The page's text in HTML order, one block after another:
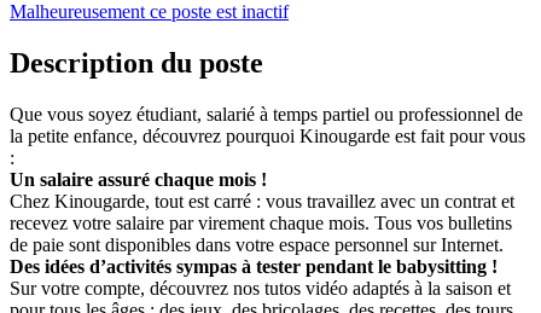
Malheureusement ce poste est inactif
Description du poste
Que vous soyez étudiant, salarié à temps partiel ou professionnel de
la petite enfance, découvrez pourquoi Kinougarde est fait pour vous
:
Un salaire assuré chaque mois !
Chez Kinougarde, tout est carré : vous travaillez avec un contrat et
recevez votre salaire par virement chaque mois. Tous vos bulletins
de paie sont disponibles dans votre espace personnel sur Internet.
Des idées d’activités sympas à tester pendant le babysitting !
Sur votre compte, découvrez nos tutos vidéo adaptés à la saison et